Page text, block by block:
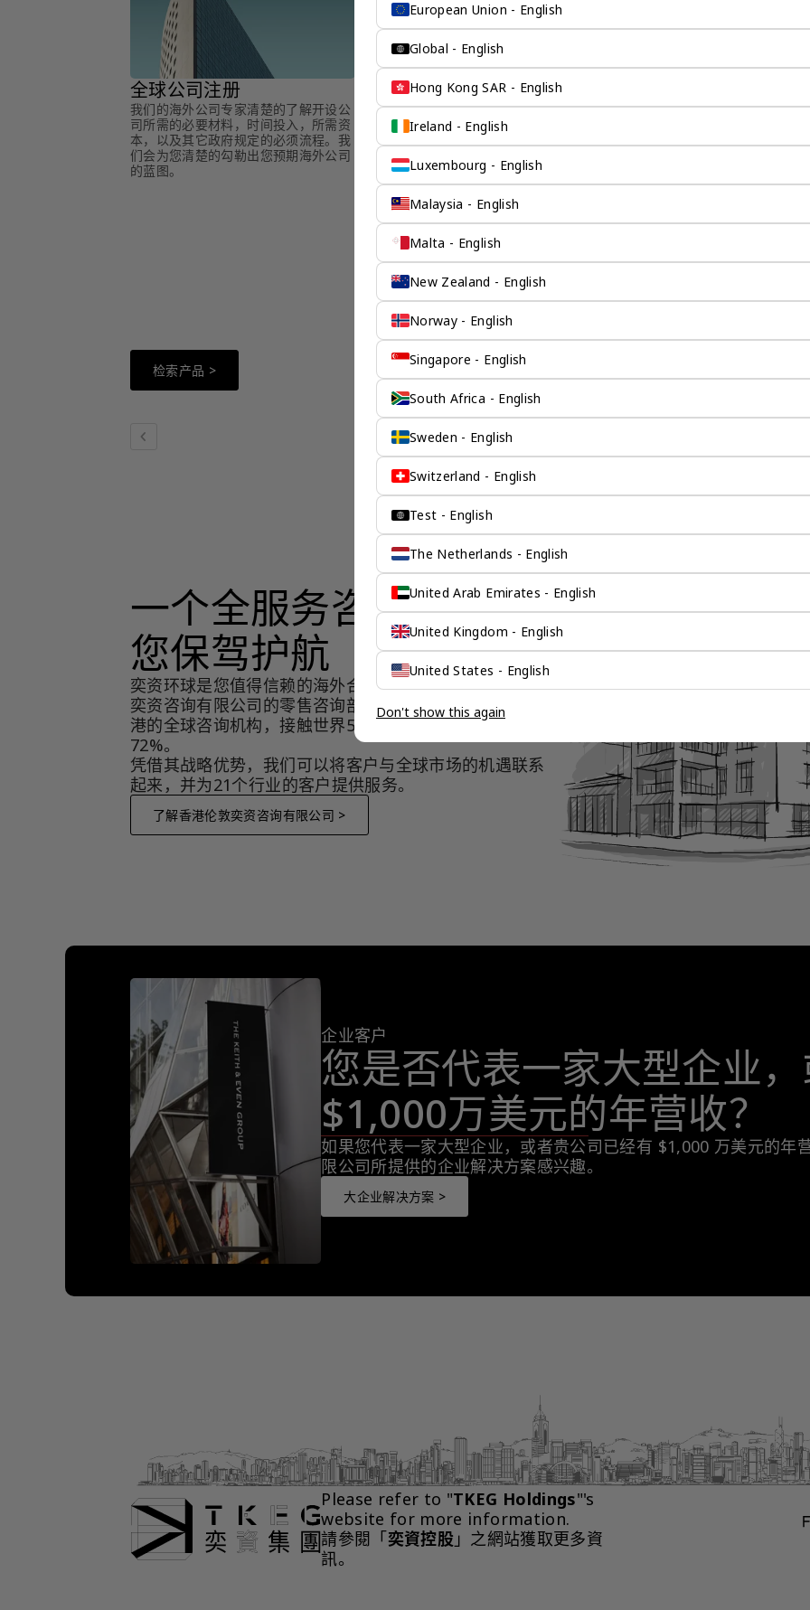
全球公司注册
我们的海外公司专家清楚的了解开设公
司所需的必要材料，时间投入，所需资
本，以及其它政府规定的必须流程。我
们会为您清楚的勾勒出您预期海外公司
的蓝图。
检索产品 >
全球公司年审
在海外做生意从来没有这么容易过。奕
资环球见解深刻的合规专家为您解决所
有可能的工商问题，让您可以像在祖国
一样顺利地在海外开展业务。
检索产品 >
全球做账报税
chevron_left
一个全服务咨询公司为
您保驾护航
奕资环球是您值得信赖的海外合作伙伴。我们是香港伦敦
奕资咨询有限公司的零售咨询部门，这是一家总部位于香
港的全球咨询机构，接触世界50个市场，约占全球GDP的
72%。
凭借其战略优势，我们可以将客户与全球市场的机遇联系
起来，并为21个行业的客户提供服务。
了解香港伦敦奕资咨询有限公司 >
企业客户
您是否代表一家大型企业
$1,000万美元的年营收？
如果您代表一家大型企业，或者贵公司已经有 $1,000 万美元的年
限公司所提供的企业解决方案感兴趣。
大企业解决方案 >
European Union - English
Global - English
Hong Kong SAR - English
Ireland - English
Luxembourg - English
Malaysia - English
Malta - English
New Zealand - English
Norway - English
Singapore - English
South Africa - English
Sweden - English
Switzerland - English
Test - English
The Netherlands - English
United Arab Emirates - English
United Kingdom - English
United States - English
Don't show this again
Please refer to "TKEG Holdings"'s
website for more information.
請參閱「奕資控股 」之網站獲取更多資
訊。